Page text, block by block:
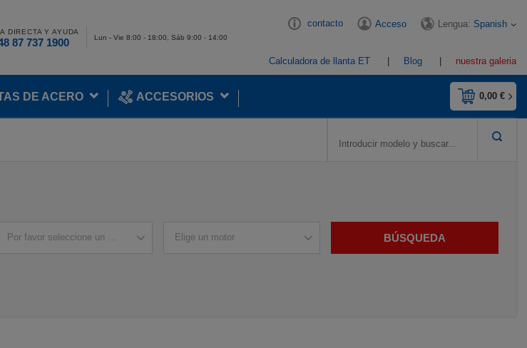
DIRECTA Y AYUDA
87 737 1900 Lun - Vie 8:00 - 18:00, Sáb 9:00 - 14:00
contacto Acceso Lengua: Spanish
Calculadora de llanta ET Blog nuestra galeria
0,00 €
DE ACERO ACCESORIOS
Por favor seleccione un modelo Elige un motor BÚSQUEDA